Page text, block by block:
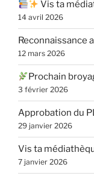
Vis ta
14 avril 2026
Reconnaissance
12 mars 2026
Prochain
3 février 2026
Approbation du
29 janvier 2026
Vis ta
7 janvier 2026